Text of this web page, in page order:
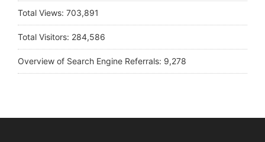
Total Views: 703,891
Total Visitors: 284,586
Overview of Search Engine Referrals: 9,278